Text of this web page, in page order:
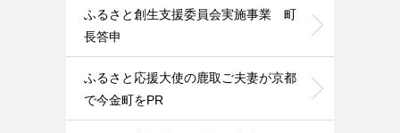
ふるさと創生支援委員会実施事業 町
長答申
ふるさと応援大使の鹿取ご夫妻が京都
で今金町をPR